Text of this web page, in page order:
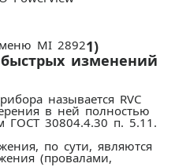
1)
изменений
называется RVC
в ней полностью
ГОСТ 30804.4.30 п. 5.11.
по сути, являются
(провалами,